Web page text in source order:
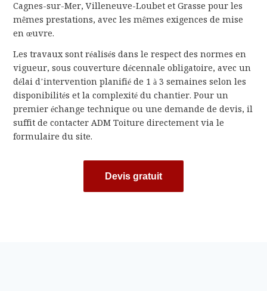
Cagnes-sur-Mer, Villeneuve-Loubet et Grasse pour les
mêmes prestations, avec les mêmes exigences de mise
en œuvre.
Les travaux sont réalisés dans le respect des normes en
vigueur, sous couverture décennale obligatoire, avec un
délai d’intervention planifié de 1 à 3 semaines selon les
disponibilités et la complexité du chantier. Pour un
premier échange technique ou une demande de devis, il
suffit de contacter ADM Toiture directement via le
formulaire du site.
Devis gratuit